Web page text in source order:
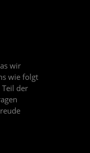
wir
wie folgt
der